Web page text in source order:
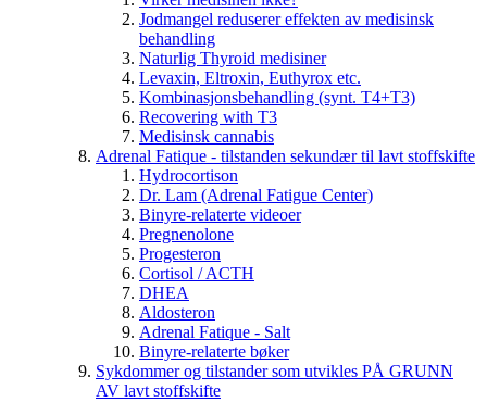
Jodmangel reduserer effekten av medisinsk
behandling
Naturlig Thyroid medisiner
Levaxin, Eltroxin, Euthyrox etc.
Kombinasjonsbehandling (synt. T4+T3)
Recovering with T3
Medisinsk cannabis
Adrenal Fatique - tilstanden sekundær til lavt stoffskifte
Hydrocortison
Dr. Lam (Adrenal Fatigue Center)
Binyre-relaterte videoer
Pregnenolone
Progesteron
Cortisol / ACTH
DHEA
Aldosteron
Adrenal Fatique - Salt
Binyre-relaterte bøker
Sykdommer og tilstander som utvikles PÅ GRUNN
AV lavt stoffskifte